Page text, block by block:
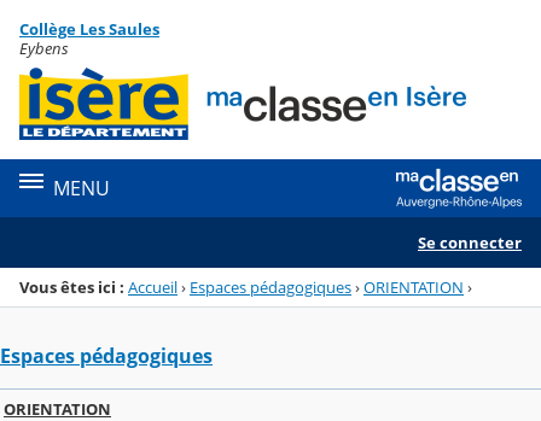
Menu de la rubrique
Contenu
Collège Les Saules
Eybens
MENU
Se connecter
Vous êtes ici : Accueil› Espaces pédagogiques›ORIENTATION ›
Espaces pédagogiques
ORIENTATION